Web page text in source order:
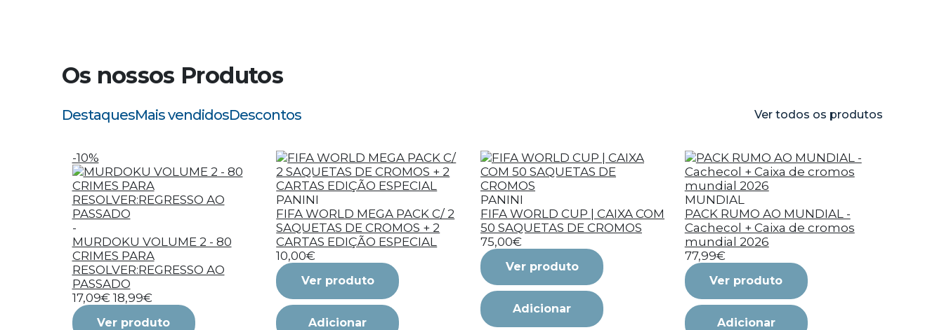
Os nossos Produtos
DestaquesMais vendidosDescontos Ver todos os produtos
-10%
-
MURDOKU VOLUME 2 - 80
CRIMES PARA
RESOLVER:REGRESSO AO
PASSADO
17,09€ 18,99€
Ver produto
PANINI
FIFA WORLD MEGA PACK C/ 2
SAQUETAS DE CROMOS + 2
CARTAS EDIÇÃO ESPECIAL
10,00€
Ver produto
Adicionar
PANINI
FIFA WORLD CUP | CAIXA COM
50 SAQUETAS DE CROMOS
75,00€
Ver produto
Adicionar
MUNDIAL
PACK RUMO AO MUNDIAL -
Cachecol + Caixa de cromos
mundial 2026
77,99€
Ver produto
Adicionar